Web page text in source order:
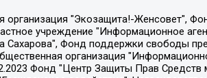
и содействия развитию средств массовой информации", Пензенский региональный общественный благотворительный фонд "Гражданский союз", "Север.Реалии", Некоммерческая организация Фонд "Правовая инициатива", Общество с ограниченной ответственностью "Радио Свободная Европа/Радио Свобода", Чешское информационное агентство "MEDIUM-ORIENT", Красноярская региональная общественная организация "Мы против СПИДа", Камалягин Денис Николаевич, Маркелов Сергей Евгеньевич, Пономарев Лев Александрович, Савицкая Людмила Алексеевна, Автономная некоммерческая организация "Центр по работе с проблемой насилия "НАСИЛИЮ.НЕТ", Межрегиональный профессиональный союз работников здравоохранения "Альянс врачей", Юридическое лицо, зарегистрированное в Латвийской Республике, SIA "Medusa Project" (регистрационный номер 40103797863, дата регистрации 10.06.2014), Некоммерческая организация "Фонд по борьбе с коррупцией", Автономная некоммерческая организация "Институт права и публичной политики", Баданин Роман Сергеевич, Гликин Максим Александрович, Железнова Мария Михайловна, Лукьянова Юлия Сергеевна, Маетная Елизавета Витальевна, Маняхин Петр Борисович, Чуракова Ольга Владимировна, Ярош Юлия Петровна, Юридическое лицо "The Insider SIA", зарегистрированное в Риге, Латвийская Республика (дата регистрации 26.06.2015), являющееся администратором доменного имени интернет-издания "The Insider SIA", https://theins.ru, Постернак Алексей Евгеньевич, Рубин Михаил Аркадьевич, Анин Роман Александрович, Юридическое лицо Istories fonds, зарегистрированное в Латвийской Республике (регистрационный номер 50008295751, дата регистрации 24.02.2020), Великовский Дмитрий Александрович, Долинина Ирина Николаевна, Мароховская Алеся Алексеевна, Шлейнов Роман Юрьевич, Шмагун Олеся Валентиновна, Общество с ограниченной ответственностью "Альтаир 2021", Общество с ограниченной ответственностью "Вега 2021", Общество с ограниченной ответственностью "Главный редактор 2021", Общество с ограниченной ответственностью "Ромашки монолит", Важенков Артем Валерьевич, Ивановская областная общественная организация "Центр гендерных исследований", Гурман Юрий Альбертович, Медиапроект "ОВД-Инфо", Егоров Владимир Владимирович, Жилинский Владимир Александрович, Общество с ограниченной ответственностью "ЗП", Иванова София Юрьевна, Карезина Инна Павловна, Кильтау Екатерина Викторовна, Петров Алексей